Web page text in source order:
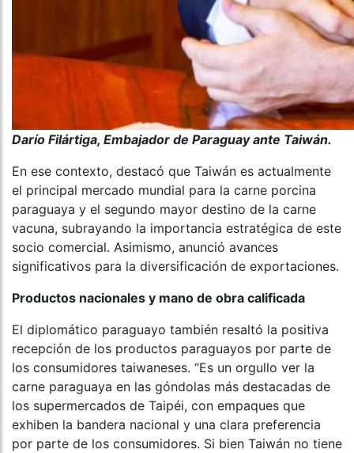
Darío Filártiga, Embajador de Paraguay ante Taiwán.
En ese contexto, destacó que Taiwán es actualmente
el principal mercado mundial para la carne porcina
paraguaya y el segundo mayor destino de la carne
vacuna, subrayando la importancia estratégica de este
socio comercial. Asimismo, anunció avances
significativos para la diversificación de exportaciones.
Productos nacionales y mano de obra calificada
El diplomático paraguayo también resaltó la positiva
recepción de los productos paraguayos por parte de
los consumidores taiwaneses. “Es un orgullo ver la
carne paraguaya en las góndolas más destacadas de
los supermercados de Taipéi, con empaques que
exhiben la bandera nacional y una clara preferencia
por parte de los consumidores. Si bien Taiwán no tiene